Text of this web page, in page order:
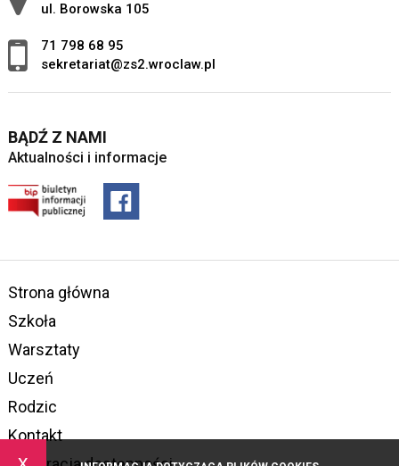
ul. Borowska 105
71 798 68 95
sekretariat@zs2.wroclaw.pl
BĄDŹ Z NAMI
Aktualności i informacje
Strona główna
Szkoła
Warsztaty
Uczeń
Rodzic
Kontakt